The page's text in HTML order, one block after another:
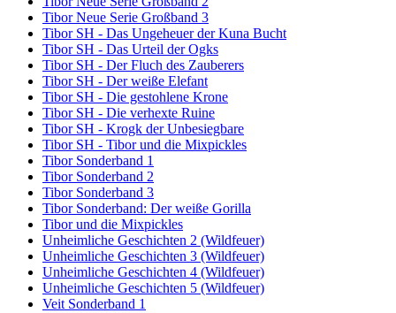
Tibor Neue Serie Großband 3
Tibor SH - Das Ungeheuer der Kuna Bucht
Tibor SH - Das Urteil der Ogks
Tibor SH - Der Fluch des Zauberers
Tibor SH - Der weiße Elefant
Tibor SH - Die gestohlene Krone
Tibor SH - Die verhexte Ruine
Tibor SH - Krogk der Unbesiegbare
Tibor SH - Tibor und die Mixpickles
Tibor Sonderband 1
Tibor Sonderband 2
Tibor Sonderband 3
Tibor Sonderband: Der weiße Gorilla
Tibor und die Mixpickles
Unheimliche Geschichten 2 (Wildfeuer)
Unheimliche Geschichten 3 (Wildfeuer)
Unheimliche Geschichten 4 (Wildfeuer)
Unheimliche Geschichten 5 (Wildfeuer)
Veit Sonderband 1